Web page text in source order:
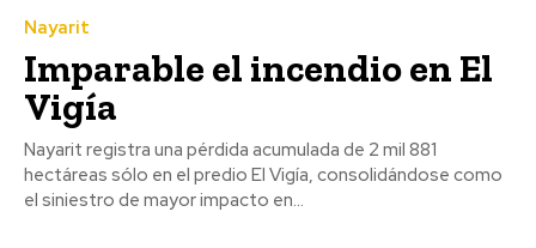
Nayarit
Imparable el incendio en El
Vigía
Nayarit registra una pérdida acumulada de 2 mil 881
hectáreas sólo en el predio El Vigía, consolidándose como
el siniestro de mayor impacto en...